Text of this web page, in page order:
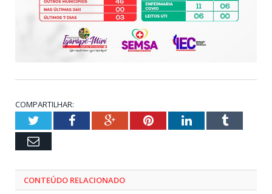
COMPARTILHAR:
TwitterFacebookGoogle+PinterestLinkedInTumblr
Email
CONTEÚDO RELACIONADO